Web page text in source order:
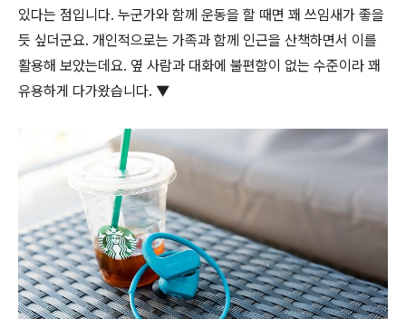
있다는 점입니다. 누군가와 함께 운동을 할 때면 꽤 쓰임새가 좋을
듯 싶더군요. 개인적으로는 가족과 함께 인근을 산책하면서 이를
활용해 보았는데요. 옆 사람과 대화에 불편함이 없는 수준이라 꽤
유용하게 다가왔습니다. ▼